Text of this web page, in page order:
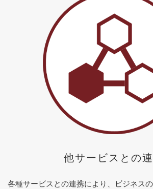
他サービスとの
各種サービスとの連携により、ビジネス